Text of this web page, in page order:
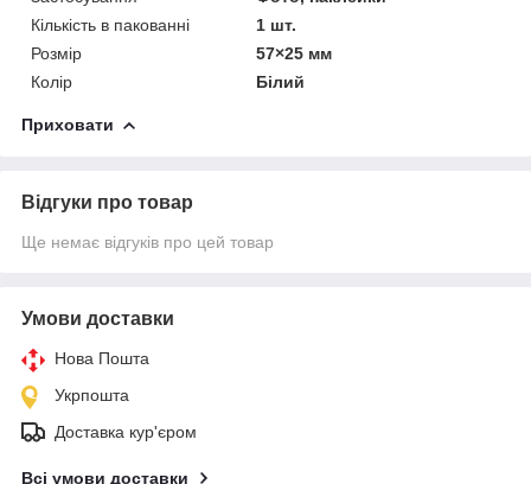
Кількість в пакованні
1 шт.
Розмір
57×25 мм
Колір
Білий
Приховати
Відгуки про товар
Ще немає відгуків про цей товар
Умови доставки
Нова Пошта
Укрпошта
Доставка кур'єром
Всі умови доставки